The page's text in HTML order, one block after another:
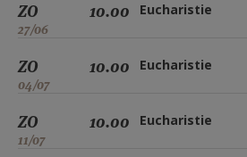
ZO
27/06
10.00 Eucharistie
ZO
04/07
10.00 Eucharistie
ZO
11/07
10.00 Eucharistie